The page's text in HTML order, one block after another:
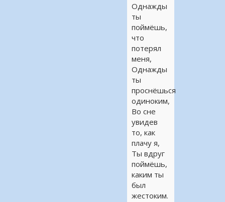
Однажды
ты
поймёшь,
что
потерял
меня,
Однажды
ты
проснёшься
одиноким,
Во сне
увидев
то, как
плачу я,
Ты вдруг
поймёшь,
каким ты
был
жестоким.